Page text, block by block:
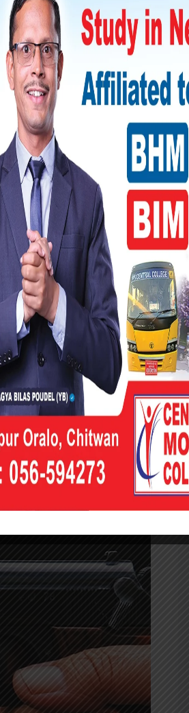
हिंसात्मक घटनापछि
मन्त्रालयले सुनसरीका
सशस्त्र प्रहरीका
मन्त्रालयमा
अर्याललाई
READ MORE
कारोबारी